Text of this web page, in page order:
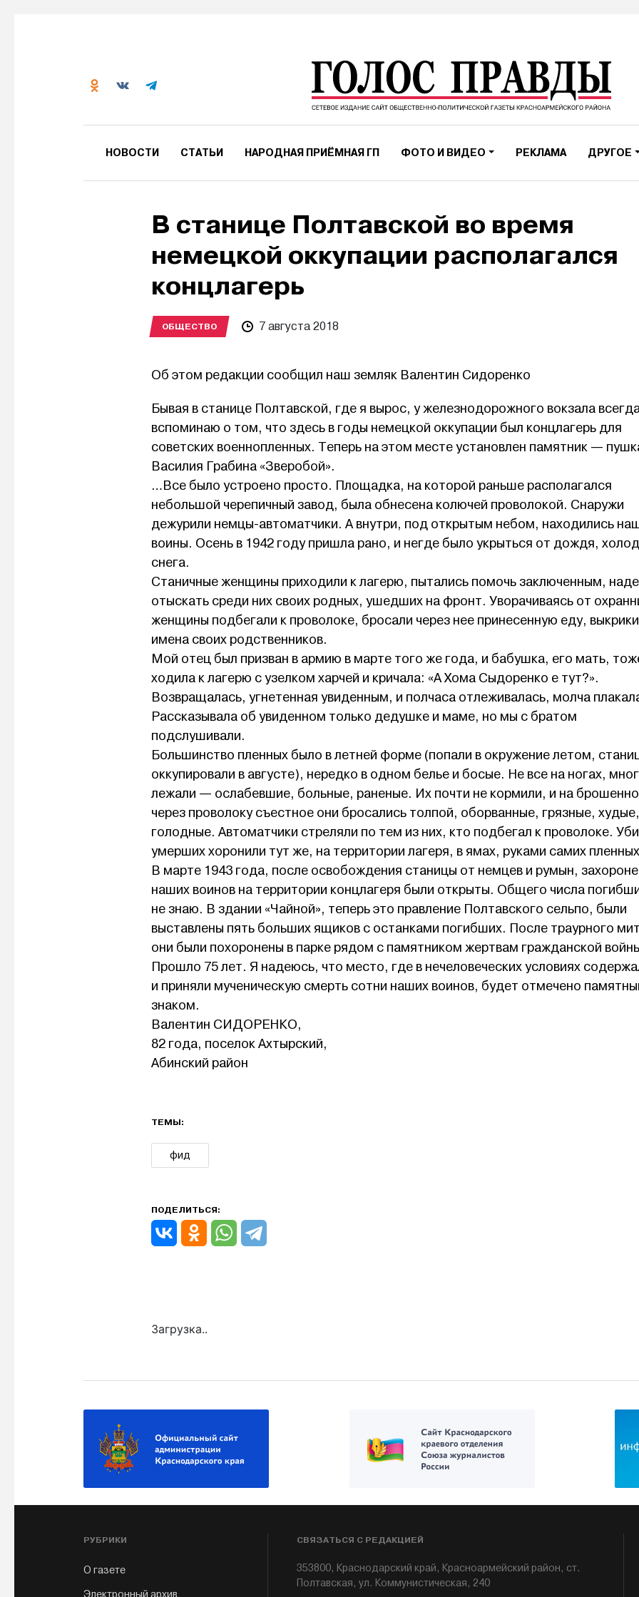
НОВОСТИ СТАТЬИ НАРОДНАЯ ПРИЁМНАЯ ГП ФОТО И ВИДЕО РЕКЛАМА ДРУГОЕ
В станице Полтавской во время
немецкой оккупации располагался
концлагерь
ОБЩЕСТВО 7 августа 2018
Об этом редакции сообщил наш земляк Валентин Сидоренко
Бывая в станице Полтавской, где я вырос, у железнодорожного вокзала
вспоминаю о том, что здесь в годы немецкой оккупации был концлагерь для
советских военнопленных. Теперь на этом месте установлен памятник —
Василия Грабина «Зверобой».
…Все было устроено просто. Площадка, на которой раньше располагался
небольшой черепичный завод, была обнесена колючей проволокой. Снаружи
дежурили немцы-автоматчики. А внутри, под открытым небом, находились
воины. Осень в 1942 году пришла рано, и негде было укрыться от дождя,
снега.
Станичные женщины приходили к лагерю, пытались помочь заключенным,
отыскать среди них своих родных, ушедших на фронт. Уворачиваясь от
женщины подбегали к проволоке, бросали через нее принесенную еду,
имена своих родственников.
Мой отец был призван в армию в марте того же года, и бабушка, его мать,
ходила к лагерю с узелком харчей и кричала: «А Хома Сыдоренко е тут?».
Возвращалась, угнетенная увиденным, и полчаса отлеживалась, молча
Рассказывала об увиденном только дедушке и маме, но мы с братом
подслушивали.
Большинство пленных было в летней форме (попали в окружение летом,
оккупировали в августе), нередко в одном белье и босые. Не все на ногах,
лежали — ослабевшие, больные, раненые. Их почти не кормили, и на
через проволоку съестное они бросались толпой, оборванные, грязные, худые,
голодные. Автоматчики стреляли по тем из них, кто подбегал к проволоке.
умерших хоронили тут же, на территории лагеря, в ямах, руками самих
В марте 1943 года, после освобождения станицы от немцев и румын,
наших воинов на территории концлагеря были открыты. Общего числа
не знаю. В здании «Чайной», теперь это правление Полтавского сельпо, были
выставлены пять больших ящиков с останками погибших. После траурного
они были похоронены в парке рядом с памятником жертвам гражданской
Прошло 75 лет. Я надеюсь, что место, где в нечеловеческих условиях
и приняли мученическую смерть сотни наших воинов, будет отмечено
знаком.
Валентин СИДОРЕНКО,
82 года, поселок Ахтырский,
Абинский район
ТЕМЫ:
фид
ПОДЕЛИТЬСЯ:
Загрузка..
РУБРИКИ
О газете
Электронный архив
СВЯЗАТЬСЯ С РЕДАКЦИЕЙ
353800, Краснодарский край, Красноармейский район, ст.
Полтавская, ул. Коммунистическая, 240